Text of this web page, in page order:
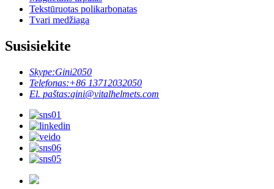
Tekstūruotas polikarbonatas
Tvari medžiaga
Susisiekite
Skype:Gini2050
Telefonas:+86 13712032050
El. paštas:gini@vitalhelmets.com